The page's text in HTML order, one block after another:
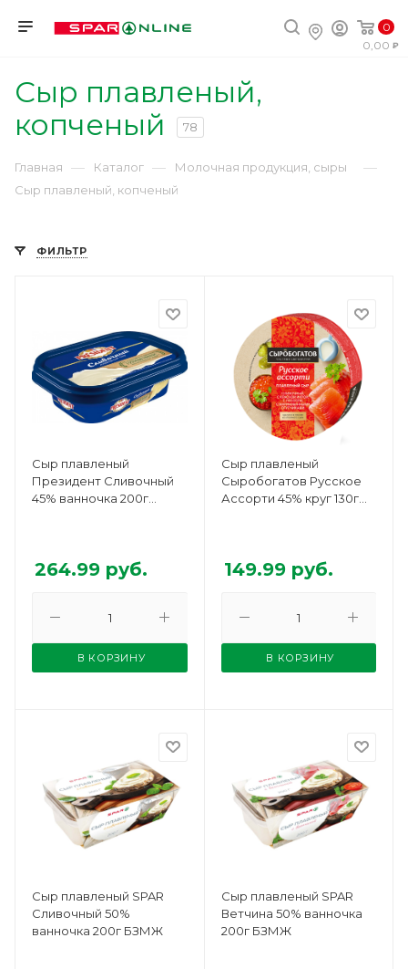
0
0,00
Сыр плавленый,
копченый
78
Главная — Каталог — Молочная продукция, сыры —
Сыр плавленый, копченый
ФИЛЬТР
Сыр плавленый
Президент Сливочный
45% ванночка 200г
264.99 руб.
В КОРЗИНУ
Сыр плавленый
Сыробогатов Русское
Ассорти 45% круг 130г
149.99руб.
В КОРЗИНУ
Сыр плавленый SPAR
Сливочный 50%
ванночка 200г БЗМЖ
Сыр плавленый SPAR
Ветчина 50% ванночка
200г БЗМЖ